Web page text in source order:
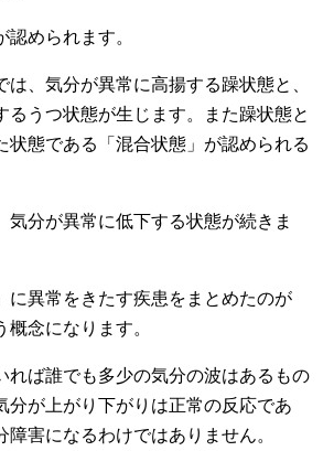
認められます。
は、気分が異常に高揚する躁状態と、
るうつ状態が生じます。また躁状態と
状態である「混合状態」が認められる
気分が異常に低下する状態が続きま
に異常をきたす疾患をまとめたのが
概念になります。
れば誰でも多少の気分の波はあるもの
分が上がり下がりは正常の反応であ
障害になるわけではありません。